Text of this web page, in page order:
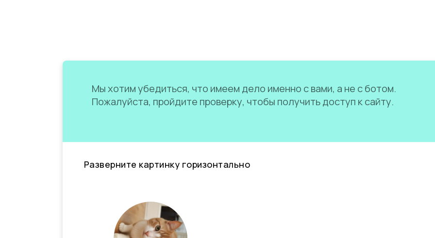
Мы хотим убедиться, что имеем дело именно с вами, а не с ботом.
Пожалуйста, пройдите проверку, чтобы получить доступ к сайту.
Разверните картинку горизонтально